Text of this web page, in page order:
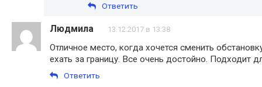
Ответить
Людмила 13.12.2017 в 13:38
Отличное место, когда хочется сменить
ехать за границу. Все очень достойно. Подходит
Ответить